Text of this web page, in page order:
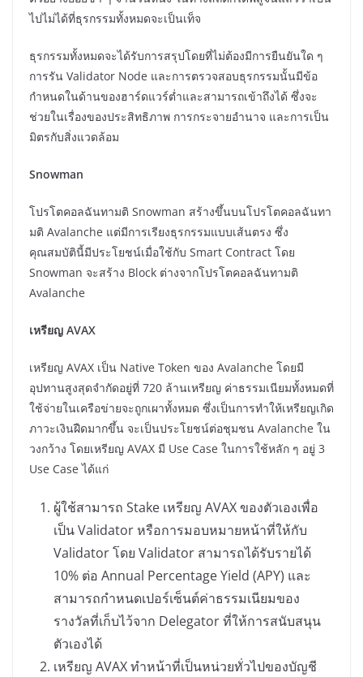
ไปไม่ได้ที่ธุรกรรมทั้งหมดจะเป็นเท็จ
ธุรกรรมทั้งหมดจะได้รับการสรุปโดยที่ไม่ต้องมีการยืนยันใด ๆ
การรัน Validator Node และการตรวจสอบธุรกรรมนั้นมีข้อ
กำหนดในด้านของฮาร์ดแวร์ต่ำและสามารถเข้าถึงได้ ซึ่งจะ
ช่วยในเรื่องของประสิทธิภาพ การกระจายอำนาจ และการเป็น
มิตรกับสิ่งแวดล้อม
Snowman
โปรโตคอลฉันทามติ Snowman สร้างขึ้นบนโปรโตคอลฉันทา
มติ Avalanche แต่มีการเรียงธุรกรรมแบบเส้นตรง ซึ่ง
คุณสมบัตินี้มีประโยชน์เมื่อใช้กับ Smart Contract โดย
Snowman จะสร้าง Block ต่างจากโปรโตคอลฉันทามติ
Avalanche
เหรียญ AVAX
เหรียญ AVAX เป็น Native Token ของ Avalanche โดยมี
อุปทานสูงสุดจำกัดอยู่ที่ 720 ล้านเหรียญ ค่าธรรมเนียมทั้งหมดที่
ใช้จ่ายในเครือข่ายจะถูกเผาทั้งหมด ซึ่งเป็นการทำให้เหรียญเกิด
ภาวะเงินฝืดมากขึ้น จะเป็นประโยชน์ต่อชุมชน Avalanche ใน
วงกว้าง โดยเหรียญ AVAX มี Use Case ในการใช้หลัก ๆ อยู่ 3
Use Case ได้แก่
ผู้ใช้สามารถ Stake เหรียญ AVAX ของตัวเองเพื่อ
เป็น Validator หรือการมอบหมายหน้าที่ให้กับ
Validator โดย Validator สามารถได้รับรายได้
10% ต่อ Annual Percentage Yield (APY) และ
สามารถกำหนดเปอร์เซ็นต์ค่าธรรมเนียมของ
รางวัลที่เก็บไว้จาก Delegator ที่ให้การสนับสนุน
ตัวเองได้
เหรียญ AVAX ทำหน้าที่เป็นหน่วยทั่วไปของบัญชี